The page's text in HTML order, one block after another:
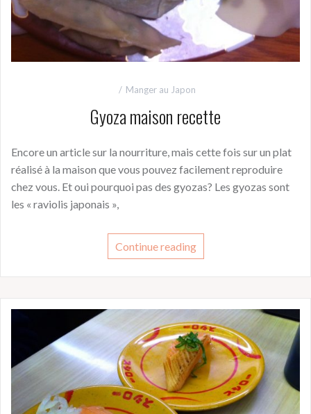
Manger au Japon
Gyoza maison recette
Encore un article sur la nourriture, mais cette fois sur un plat
réalisé à la maison que vous pouvez facilement reproduire
chez vous. Et oui pourquoi pas des gyozas? Les gyozas sont
les « raviolis japonais »,
Continue reading